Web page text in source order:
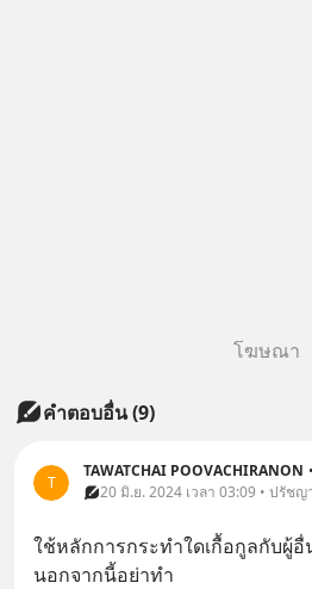
โฆษณา
คำตอบอื่น(9)
T
TAWATCHAI POOVACHIRANON •
20 มิ.ย. 2024 เวลา 03:09 • ปรัชญ
ใช้หลักการกระทำใดเกื้อกูลกับผู้อื่
นอกจากนี้อย่าทำ